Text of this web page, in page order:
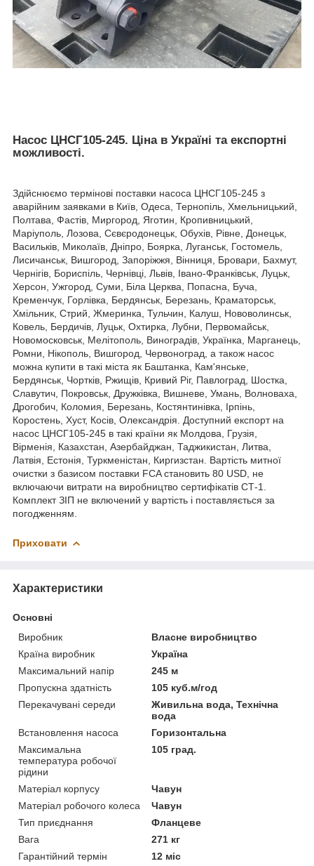
Насос ЦНСГ105-245. Ціна в Україні та експортні
можливості.
Здійснюємо термінові поставки насоса ЦНСГ105-245 з
аварійним заявками в Київ, Одеса, Тернопіль, Хмельницький,
Полтава, Фастів, Миргород, Яготин, Кропивницький,
Маріуполь, Лозова, Сєвєродонецьк, Обухів, Рівне, Донецьк,
Васильків, Миколаїв, Дніпро, Боярка, Луганськ, Гостомель,
Лисичанськ, Вишгород, Запоріжжя, Вінниця, Бровари, Бахмут,
Чернігів, Бориспіль, Чернівці, Львів, Івано-Франківськ, Луцьк,
Херсон, Ужгород, Суми, Біла Церква, Попасна, Буча,
Кременчук, Горлівка, Бердянськ, Березань, Краматорськ,
Хмільник, Стрий, Жмеринка, Тульчин, Калуш, Нововолинськ,
Ковель, Бердичів, Луцьк, Охтирка, Лубни, Первомайськ,
Новомосковськ, Мелітополь, Виноградів, Українка, Марганець,
Ромни, Нікополь, Вишгород, Червоноград, а також насос
можна купити в такі міста як Баштанка, Кам'янське,
Бердянськ, Чортків, Ржищів, Кривий Ріг, Павлоград, Шостка,
Славутич, Покровськ, Дружківка, Вишневе, Умань, Волноваха,
Дрогобич, Коломия, Березань, Костянтинівка, Ірпінь,
Коростень, Хуст, Косів, Олександрія. Доступний експорт на
насос ЦНСГ105-245 в такі країни як Молдова, Грузія,
Вірменія, Казахстан, Азербайджан, Таджикистан, Литва,
Латвія, Естонія, Туркменістан, Киргизстан. Вартість митної
очистки з базисом поставки FCA становить 80 USD, не
включаючи витрати на виробництво сертифікатів СТ-1.
Комплект ЗІП не включений у вартість і поставляється за
погодженням.
Приховати
Характеристики
Основні
Виробник
Власне виробництво
Країна виробник
Україна
Максимальний напір
245 м
Пропускна здатність
105 куб.м/год
Перекачувані середи
Живильна вода, Технічна
вода
Встановлення насоса
Горизонтальна
Максимальна
температура робочої
рідини
105 град.
Матеріал корпусу
Чавун
Матеріал робочого колеса
Чавун
Тип приєднання
Фланцеве
Вага
271 кг
Гарантійний термін
12 міс